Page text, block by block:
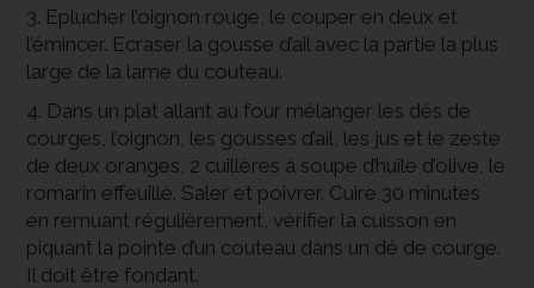
3. Eplucher l’oignon rouge, le couper en deux et
l’émincer. Ecraser la gousse d’ail avec la partie la plus
large de la lame du couteau.
4. Dans un plat allant au four mélanger les dés de
courges, l’oignon, les gousses d’ail, les jus et le zeste
de deux oranges, 2 cuillères à soupe d’huile d’olive, le
romarin effeuillé. Saler et poivrer. Cuire 30 minutes
en remuant régulièrement, vérifier la cuisson en
piquant la pointe d’un couteau dans un dé de courge.
Il doit être fondant.